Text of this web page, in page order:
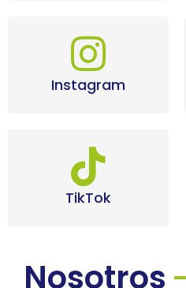
Instagram
TikTok
Nosotros